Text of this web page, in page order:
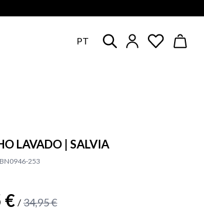
PT
LAVADO | SALVIA
253
€ / 34,95 €